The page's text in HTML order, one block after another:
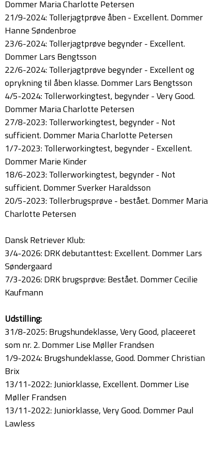
Dommer Maria Charlotte Petersen
21/9-2024: Tollerjagtprøve åben - Excellent. Dommer
Hanne Søndenbroe
23/6-2024: Tollerjagtprøve begynder - Excellent.
Dommer Lars Bengtsson
22/6-2024: Tollerjagtprøve begynder - Excellent og
oprykning til åben klasse. Dommer Lars Bengtsson
4/5-2024: Tollerworkingtest, begynder - Very Good.
Dommer Maria Charlotte Petersen
27/8-2023: Tollerworkingtest, begynder - Not
sufficient. Dommer Maria Charlotte Petersen
1/7-2023: Tollerworkingtest, begynder - Excellent.
Dommer Marie Kinder
18/6-2023: Tollerworkingtest, begynder - Not
sufficient. Dommer Sverker Haraldsson
20/5-2023: Tollerbrugsprøve - bestået. Dommer Maria
Charlotte Petersen
Dansk Retriever Klub:
3/4-2026: DRK debutanttest: Excellent. Dommer Lars
Søndergaard
7/3-2026: DRK brugsprøve: Bestået. Dommer Cecilie
Kaufmann
Udstilling:
31/8-2025: Brugshundeklasse, Very Good, placeeret
som nr. 2. Dommer Lise Møller Frandsen
1/9-2024: Brugshundeklasse, Good. Dommer Christian
Brix
13/11-2022: Juniorklasse, Excellent. Dommer Lise
Møller Frandsen
13/11-2022: Juniorklasse, Very Good. Dommer Paul
Lawless